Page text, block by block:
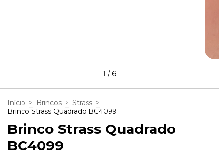
1 /6
Início > Brincos > Strass >
Brinco Strass Quadrado BC4099
Brinco Strass Quadrado
BC4099